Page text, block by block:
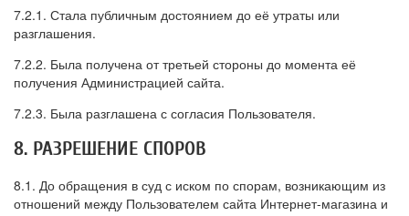
7.2.1. Стала публичным достоянием до её утраты или
разглашения.
7.2.2. Была получена от третьей стороны до момента её
получения Администрацией сайта.
7.2.3. Была разглашена с согласия Пользователя.
8. РАЗРЕШЕНИЕ СПОРОВ
8.1. До обращения в суд с иском по спорам, возникающим из
отношений между Пользователем сайта Интернет-магазина и